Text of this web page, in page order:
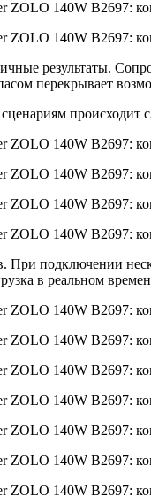
результаты.
перекрывает
происходит
подключении
в реальном